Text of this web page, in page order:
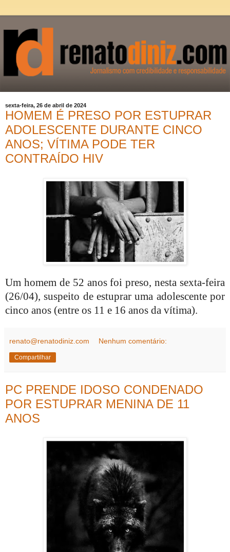
sexta-feira, 26 de abril de 2024
HOMEM É PRESO POR ESTUPRAR
ADOLESCENTE DURANTE CINCO
ANOS; VÍTIMA PODE TER
CONTRAÍDO HIV
Um homem de 52 anos foi preso, nesta sexta-feira
(26/04), suspeito de estuprar uma adolescente por
cinco anos (entre os 11 e 16 anos da vítima).
renato@renatodiniz.com Nenhum comentário:
Compartilhar
PC PRENDE IDOSO CONDENADO
POR ESTUPRAR MENINA DE 11
ANOS